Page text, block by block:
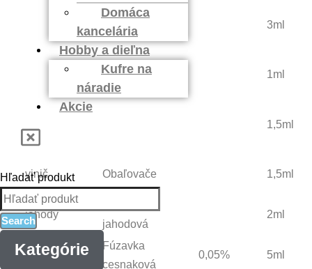
Domáca
kancelária
Hobby a dieľna
Kufre na
náradie
Akcie
Hľadať produkt
Search
Kategórie
Vošky 3ml
Húsenice 1ml
1,5ml
vinič Obaľovače 1,5ml
jahody
jahodová
2ml
cesnak
Fúzavka
cesnaková
0,05% 5ml